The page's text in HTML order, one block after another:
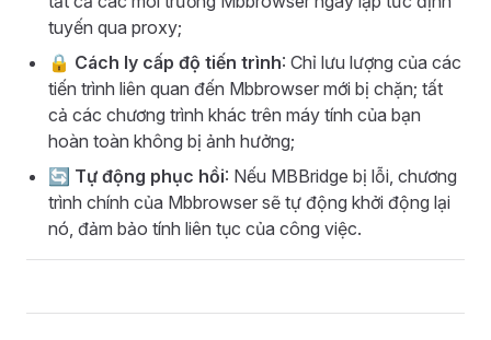
tuyến qua proxy;
🔒 Cách ly cấp độ tiến trình: Chỉ lưu lượng của các
tiến trình liên quan đến Mbbrowser mới bị chặn; tất
cả các chương trình khác trên máy tính của bạn
hoàn toàn không bị ảnh hưởng;
🔄 Tự động phục hồi: Nếu MBBridge bị lỗi, chương
trình chính của Mbbrowser sẽ tự động khởi động lại
nó, đảm bảo tính liên tục của công việc.